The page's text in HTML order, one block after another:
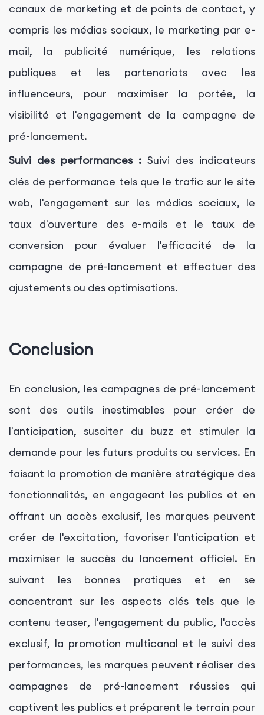
canaux de marketing et de points de contact, y
compris les médias sociaux, le marketing par e-
mail, la publicité numérique, les relations
publiques et les partenariats avec les
influenceurs, pour maximiser la portée, la
visibilité et l'engagement de la campagne de
pré-lancement.
Suivi des performances : Suivi des indicateurs
clés de performance tels que le trafic sur le site
web, l'engagement sur les médias sociaux, le
taux d'ouverture des e-mails et le taux de
conversion pour évaluer l'efficacité de la
campagne de pré-lancement et effectuer des
ajustements ou des optimisations.
Conclusion
En conclusion, les campagnes de pré-lancement
sont des outils inestimables pour créer de
l'anticipation, susciter du buzz et stimuler la
demande pour les futurs produits ou services. En
faisant la promotion de manière stratégique des
fonctionnalités, en engageant les publics et en
offrant un accès exclusif, les marques peuvent
créer de l'excitation, favoriser l'anticipation et
maximiser le succès du lancement officiel. En
suivant les bonnes pratiques et en se
concentrant sur les aspects clés tels que le
contenu teaser, l'engagement du public, l'accès
exclusif, la promotion multicanal et le suivi des
performances, les marques peuvent réaliser des
campagnes de pré-lancement réussies qui
captivent les publics et préparent le terrain pour